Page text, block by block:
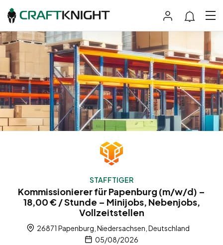
STAFFTIGER
Kommissionierer für Papenburg (m/w/d) –
18,00 € / Stunde – Minijobs, Nebenjobs,
Vollzeitstellen
26871 Papenburg, Niedersachsen, Deutschland
05/08/2026